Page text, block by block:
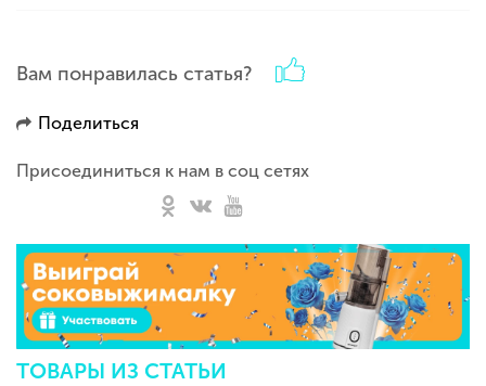
Вам понравилась статья?
Поделиться
Присоединиться к нам в соц сетях
ТОВАРЫ ИЗ СТАТЬИ